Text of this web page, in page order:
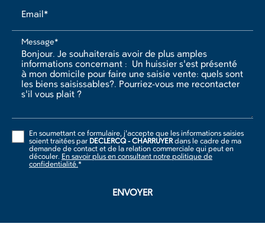
Email*
Message*
En soumettant ce formulaire, j'accepte que les informations saisies
soient traitées par DECLERCQ - CHARRUYERdans le cadre de ma
demande de contact et de la relation commerciale qui peut en
découler. En savoir plus en consultant notre politique de
confidentialité.*